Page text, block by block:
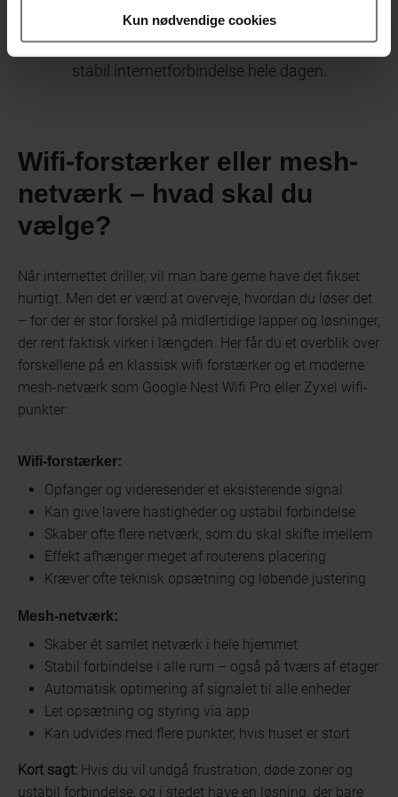
Kun nødvendige cookies
fungerer ekstra godt i hjem med flere etager, ved
trådløse enheder i alle rum, hvor der er behov for
stabil internetforbindelse hele dagen.
Wifi-forstærker eller mesh-
netværk – hvad skal du
vælge?
Når internettet driller, vil man bare gerne have det fikset
hurtigt. Men det er værd at overveje, hvordan du løser det
– for der er stor forskel på midlertidige lapper og løsninger,
der rent faktisk virker i længden. Her får du et overblik over
forskellene på en klassisk wifi forstærker og et moderne
mesh-netværk som Google Nest Wifi Pro eller Zyxel wifi-
punkter:
Wifi-forstærker:
Opfanger og videresender et eksisterende signal
Kan give lavere hastigheder og ustabil forbindelse
Skaber ofte flere netværk, som du skal skifte imellem
Effekt afhænger meget af routerens placering
Kræver ofte teknisk opsætning og løbende justering
Mesh-netværk:
Skaber ét samlet netværk i hele hjemmet
Stabil forbindelse i alle rum – også på tværs af etager
Automatisk optimering af signalet til alle enheder
Let opsætning og styring via app
Kan udvides med flere punkter, hvis huset er stort
Kort sagt: Hvis du vil undgå frustration, døde zoner og
ustabil forbindelse, og i stedet have en løsning, der bare